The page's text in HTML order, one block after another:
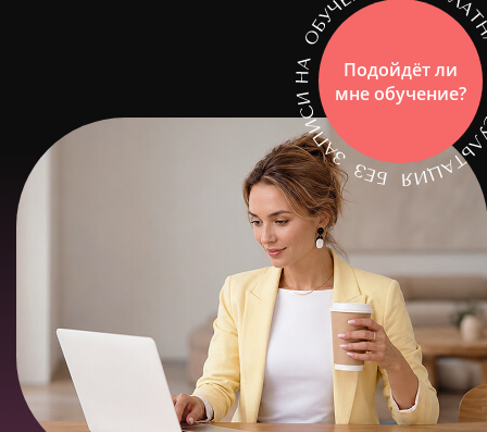
Подойдёт ли
мне обучение?